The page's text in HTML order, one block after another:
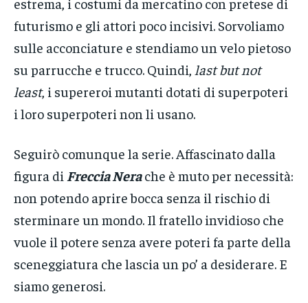
futurismo e gli attori poco incisivi. Sorvoliamo
sulle acconciature e stendiamo un velo pietoso
su parrucche e trucco. Quindi, last but not
least, i supereroi mutanti dotati di superpoteri
i loro superpoteri non li usano.
Seguirò comunque la serie. Affascinato dalla
figura di Freccia Nerache è muto per necessità:
non potendo aprire bocca senza il rischio di
sterminare un mondo. Il fratello invidioso che
vuole il potere senza avere poteri fa parte della
sceneggiatura che lascia un po’ a desiderare. E
siamo generosi.